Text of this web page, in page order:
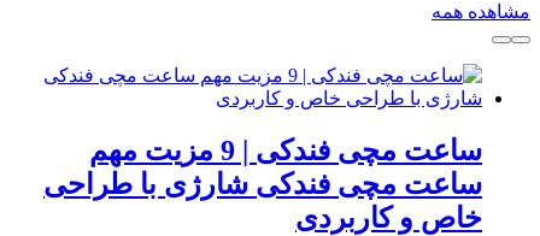
مشاهده همه
ساعت مچی فندکی | 9 مزیت مهم
ساعت مچی فندکی شارژی با طراحی
خاص و کاربردی